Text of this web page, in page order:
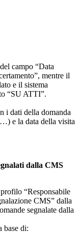
campo “Data
mentre il
e il sistema
“SU ATTI”.
i dati della domanda
e la data della visita
dalla CMS
“Responsabile
CMS” dalla
segnalate dalla
base di: